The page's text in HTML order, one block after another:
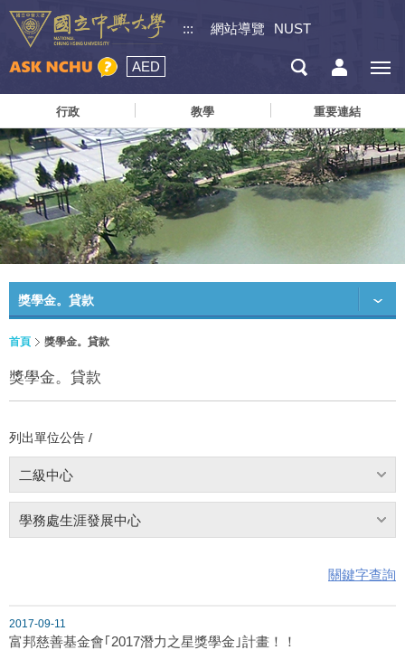
::: 網站導覽 NUST
AED
行政 教學 重要連結
獎學金。貸款
首頁 獎學金。貸款
獎學金。貸款
列出單位公告 /
二級中心
學務處生涯發展中心
關鍵字查詢
2017-09-11
富邦慈善基金會｢2017潛力之星獎學金｣計畫！！